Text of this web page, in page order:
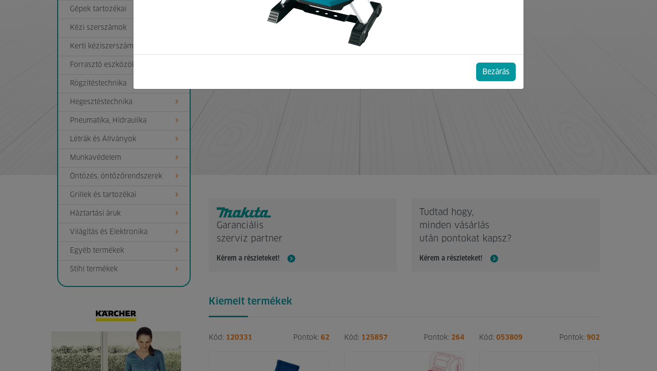
Gépek tartozékai
Kézi szerszámok
Kerti kéziszerszámok
Rögzítéstechnika
Hegesztéstechnika
Pneumatika, Hidraulika
Létrák és Állványok
Munkavédelem
Öntözés, öntőzőrendszerek
Grillek és tartozékai
Háztartási áruk
Világítás és Elektronika
Egyéb termékek
Stihl termékek
VÁSÁROLJ MOST, FIZESS KÉSŐBB CÉGES VEVŐKÉNT
Garanciális
szerviz partner
Kérem a részleteket!
Tudtad hogy,
minden vásárlás
után pontokat kapsz?
Kérem a részleteket!
Kiemelt termékek
Kód: 120331 Pontok: 62 Kód: 125857 Pontok: 264 Kód:053809 Pontok: 902
Bezárás